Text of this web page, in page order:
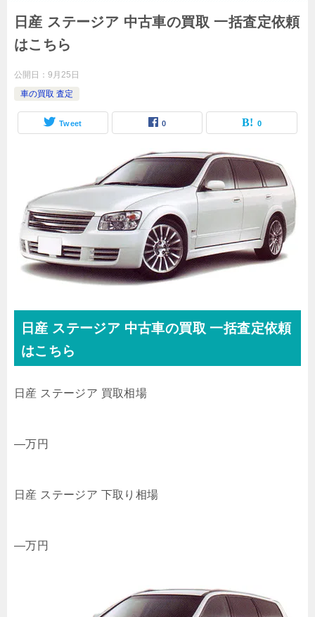
日産 ステージア 中古車の買取 一括査定依頼
はこちら
公開日： 9月25日
車の買取 査定
Tweet 0 0
日産 ステージア 中古車の買取 一括査定依頼
はこちら
日産 ステージア 買取相場
—万円
日産 ステージア 下取り相場
—万円